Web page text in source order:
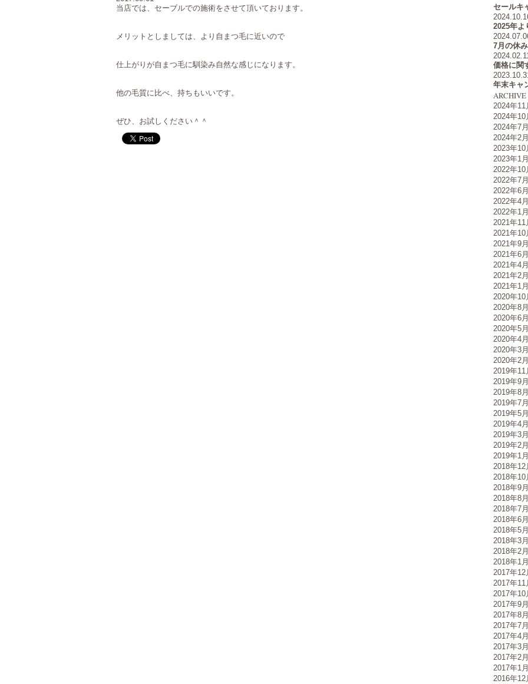
当店では、セーブルでの施術をさせて頂いております。
メリットとしましては、より自まつ毛に近いので
仕上がりが自まつ毛に馴染み自然な感じになります。
他の毛質に比べ、持ちもいいです。
ぜひ、お試しください＾＾
セールキ
2025年よ
7月の休み
価格に関
年末キャ
ARCHIVE
2024年11
2024年10
2024年7月
2024年2月
2023年10
2023年1月
2022年10
2022年7月
2022年6月
2022年4月
2022年1月
2021年11
2021年10
2021年9月
2021年6月
2021年4月
2021年2月
2021年1月
2020年10
2020年8月
2020年6月
2020年5月
2020年4月
2020年3月
2020年2月
2019年11
2019年9月
2019年8月
2019年7月
2019年5月
2019年4月
2019年3月
2019年2月
2019年1月
2018年12
2018年10
2018年9月
2018年8月
2018年7月
2018年6月
2018年5月
2018年3月
2018年2月
2018年1月
2017年12
2017年11
2017年10
2017年9月
2017年8月
2017年7月
2017年4月
2017年3月
2017年2月
2017年1月
2016年12